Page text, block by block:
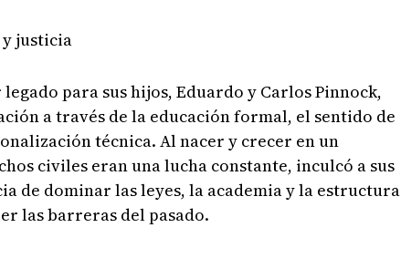
y justicia
para sus hijos, Eduardo y Carlos Pinnock,
a través de la educación formal, el sentido de
técnica. Al nacer y crecer en un
civiles eran una lucha constante, inculcó a sus
de dominar las leyes, la academia y la estructura
las barreras del pasado.